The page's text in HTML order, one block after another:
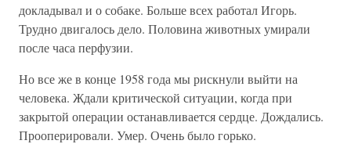
докладывал и о собаке. Больше всех работал Игорь.
Трудно двигалось дело. Половина животных умирали
после часа перфузии.
Но все же в конце 1958 года мы рискнули выйти на
человека. Ждали критической ситуации, когда при
закрытой операции останавливается сердце. Дождались.
Прооперировали. Умер. Очень было горько.